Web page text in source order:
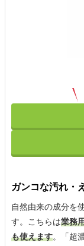
ガンコな汚れ・
自然由来の成分を
す。こちらは業務
も使えます。「超